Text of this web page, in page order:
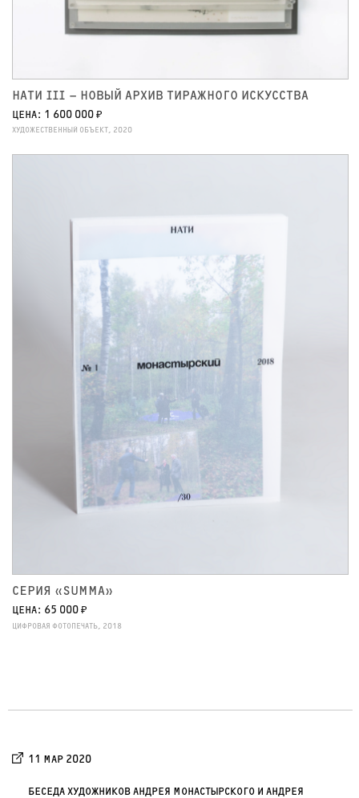
НАТИ III – НОВЫЙ АРХИВ ТИРАЖНОГО ИСКУССТВА
ЦЕНА: 1 600 000 ₽
ХУДОЖЕСТВЕННЫЙ ОБЪЕКТ, 2020
СЕРИЯ «SUMMA»
ЦЕНА: 65 000 ₽
ЦИФРОВАЯ ФОТОПЕЧАТЬ, 2018
11 МАР 2020
БЕСЕДА ХУДОЖНИКОВ АНДРЕЯ МОНАСТЫРСКОГО И АНДРЕЯ